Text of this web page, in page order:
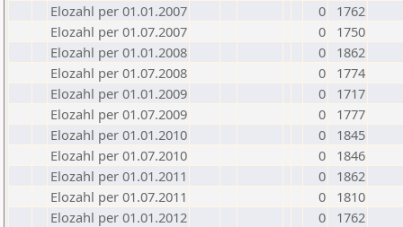
Elozahl per 01.01.2007
0
1762
Elozahl per 01.07.2007
0
1750
Elozahl per 01.01.2008
0
1862
Elozahl per 01.07.2008
0
1774
Elozahl per 01.01.2009
0
1717
Elozahl per 01.07.2009
0
1777
Elozahl per 01.01.2010
0
1845
Elozahl per 01.07.2010
0
1846
Elozahl per 01.01.2011
0
1862
Elozahl per 01.07.2011
0
1810
Elozahl per 01.01.2012
0
1762